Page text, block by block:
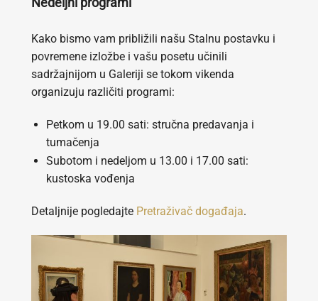
Kako bismo vam približili našu Stalnu postavku i
povremene izložbe i vašu posetu učinili
sadržajnijom u Galeriji se tokom vikenda
organizuju različiti programi:
Petkom u 19.00 sati: stručna predavanja i
tumačenja
Subotom i nedeljom u 13.00 i 17.00 sati:
kustoska vođenja
Detaljnije pogledajte Pretraživač događaja.